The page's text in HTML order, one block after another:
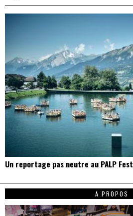
Un reportage pas neutre au PALP
A PROPOS